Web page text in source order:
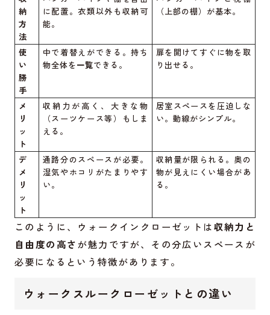
納
方
法
に配置。衣類以外も収納可
能。
（上部の棚）が基本。
使
い
勝
手
中で着替えができる。持ち
物全体を一覧できる。
扉を開けてすぐに物を取
り出せる。
メ
リ
ッ
ト
収納力が高く、大きな物
（スーツケース等）もしま
える。
居室スペースを圧迫しな
い。動線がシンプル。
デ
メ
リ
ッ
ト
通路分のスペースが必要。
湿気やホコリがたまりやす
い。
収納量が限られる。奥の
物が見えにくい場合があ
る。
このように、ウォークインクローゼットは収納力と
自由度の高さが魅力ですが、その分広いスペースが
必要になるという特徴があります。
ウォークスルークローゼットとの違い